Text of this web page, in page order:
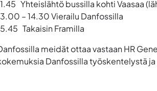
Yhteislähtö bussilla kohti Vaasaa
– 14.30Vierailu Danfossilla
Takaisin Framilla
meidät ottaa vastaan HR
Danfossilla työskentelystä